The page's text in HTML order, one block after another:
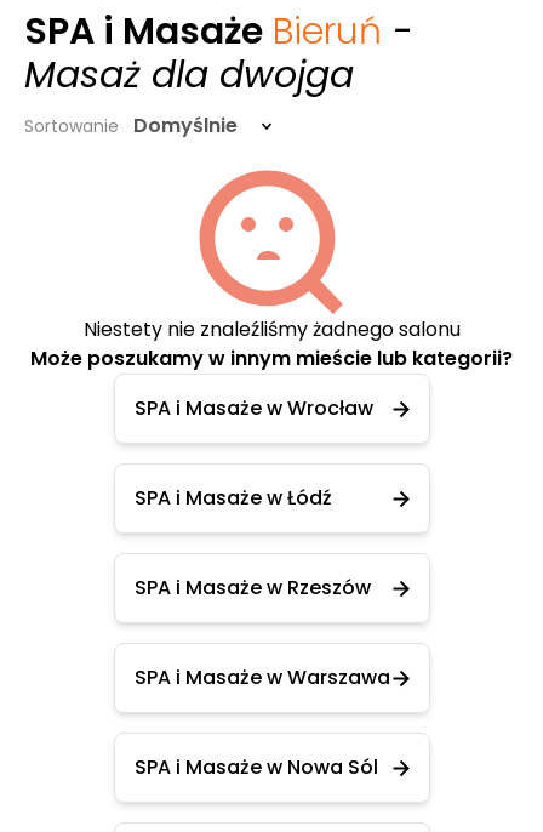
SPA i Masaże Bieruń -
Masaż dla dwojga
Sortowanie Domyślnie
Niestety nie znaleźliśmy żadnego salonu
Może poszukamy w innym mieście lub kategorii?
SPA i Masaże w Wrocław
SPA i Masaże w Łódź
SPA i Masaże w Rzeszów
SPA i Masaże w Warszawa
SPA i Masaże w Nowa Sól